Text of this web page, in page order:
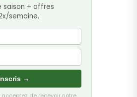
saison + offres
semaine.
→